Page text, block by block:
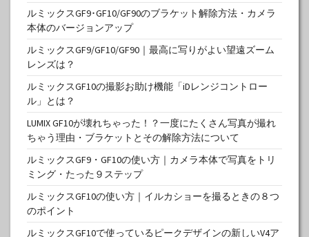
ルミックスGF9･GF10/GF90のブラケット解除方法・カメラ
本体のバージョンアップ
ルミックスGF9/GF10/GF90｜最高に写りがよい望遠ズーム
レンズは？
ルミックスGF10の撮影お助け機能「iDレンジコントロー
ル」とは？
LUMIX GF10が壊れちゃった！？一度にたくさん写真が撮れ
ちゃう理由・ブラケットとその解除方法について
ルミックスGF9・GF10の使い方｜カメラ本体で写真をトリ
ミング・たった９ステップ
ルミックスGF10の使い方｜イルカショーを撮るときの８つ
のポイント
ルミックスGF10で使っているピークデザインの新しいV4ア